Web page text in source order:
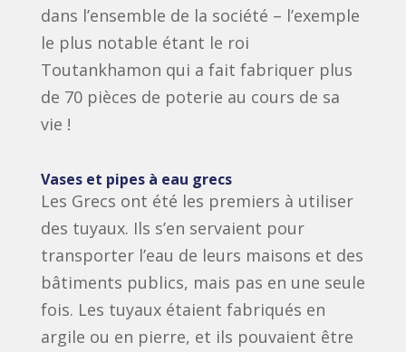
dans l’ensemble de la société – l’exemple
le plus notable étant le roi
Toutankhamon qui a fait fabriquer plus
de 70 pièces de poterie au cours de sa
vie !
Vases et pipes à eau grecs
Les Grecs ont été les premiers à utiliser
des tuyaux. Ils s’en servaient pour
transporter l’eau de leurs maisons et des
bâtiments publics, mais pas en une seule
fois. Les tuyaux étaient fabriqués en
argile ou en pierre, et ils pouvaient être